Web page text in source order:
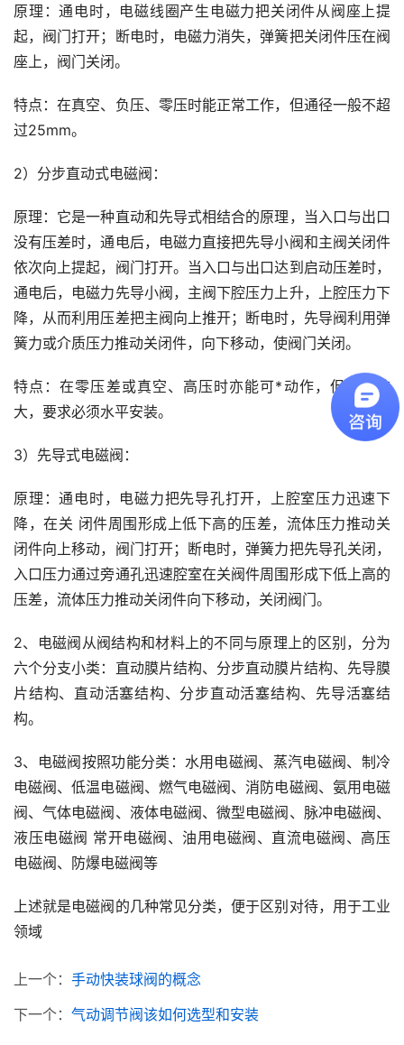
原理：通电时，电磁线圈产生电磁力把关闭件从阀座上提
起，阀门打开；断电时，电磁力消失，弹簧把关闭件压在阀
座上，阀门关闭。
特点：在真空、负压、零压时能正常工作，但通径一般不超
过25mm。
2）分步直动式电磁阀：
原理：它是一种直动和先导式相结合的原理，当入口与出口
没有压差时，通电后，电磁力直接把先导小阀和主阀关闭件
依次向上提起，阀门打开。当入口与出口达到启动压差时，
通电后，电磁力先导小阀，主阀下腔压力上升，上腔压力下
降，从而利用压差把主阀向上推开；断电时，先导阀利用弹
簧力或介质压力推动关闭件，向下移动，使阀门关闭。
特点：在零压差或真空、高压时亦能可*动作，但功率较
大，要求必须水平安装。
3）先导式电磁阀：
原理：通电时，电磁力把先导孔打开，上腔室压力迅速下
降，在关 闭件周围形成上低下高的压差，流体压力推动关
闭件向上移动，阀门打开；断电时，弹簧力把先导孔关闭，
入口压力通过旁通孔迅速腔室在关阀件周围形成下低上高的
压差，流体压力推动关闭件向下移动，关闭阀门。
2、电磁阀从阀结构和材料上的不同与原理上的区别，分为
六个分支小类：直动膜片结构、分步直动膜片结构、先导膜
片结构、直动活塞结构、分步直动活塞结构、先导活塞结
构。
3、电磁阀按照功能分类：水用电磁阀、蒸汽电磁阀、制冷
电磁阀、低温电磁阀、燃气电磁阀、消防电磁阀、氨用电磁
阀、气体电磁阀、液体电磁阀、微型电磁阀、脉冲电磁阀、
液压电磁阀 常开电磁阀、油用电磁阀、直流电磁阀、高压
电磁阀、防爆电磁阀等
上述就是电磁阀的几种常见分类，便于区别对待，用于工业
领域
上一个： 手动快装球阀的概念
下一个： 气动调节阀该如何选型和安装